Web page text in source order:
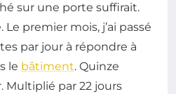
sur une porte suffirait.
premier mois, j’ai passé
par jour à répondre à
le bâtiment. Quinze
Multiplié par 22 jours